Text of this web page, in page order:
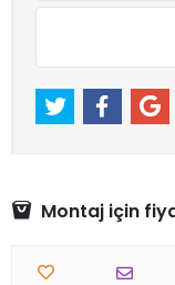
Montaj için